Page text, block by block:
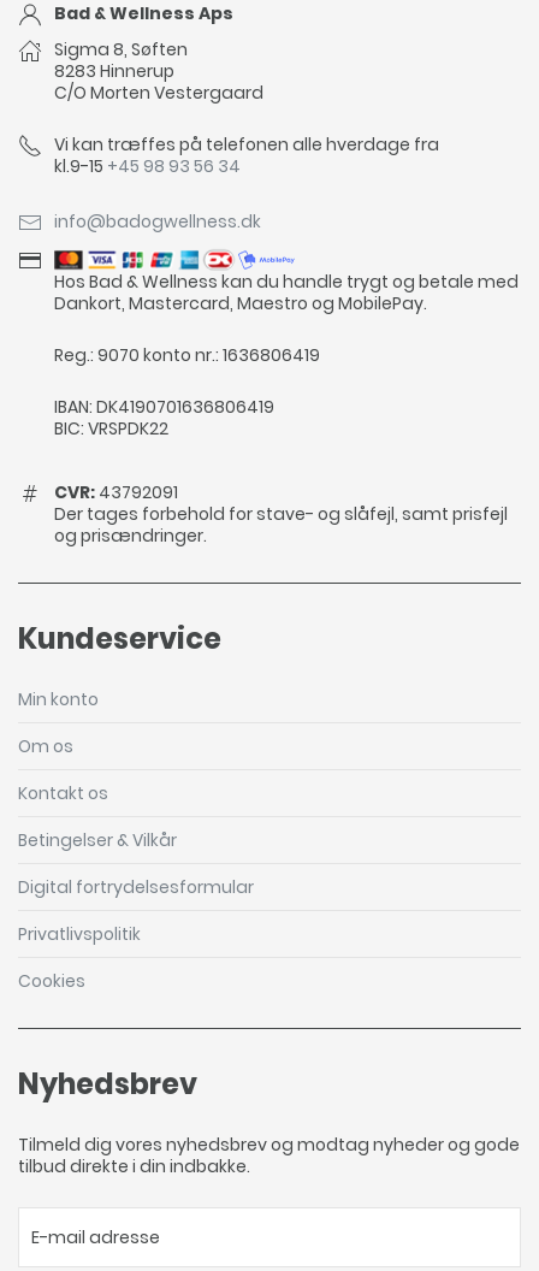
Bad & Wellness Aps
Sigma 8, Søften
8283 Hinnerup
C/O Morten Vestergaard
Vi kan træffes på telefonen alle hverdage fra
kl.9-15 +45 98 93 56 34
info@badogwellness.dk
Hos Bad & Wellness kan du handle trygt og betale med
Dankort, Mastercard, Maestro og MobilePay.
Reg.: 9070 konto nr.: 1636806419
IBAN: DK4190701636806419
BIC: VRSPDK22
CVR: 43792091
Der tages forbehold for stave- og slåfejl, samt prisfejl
og prisændringer.
Kundeservice
Min konto
Om os
Kontakt os
Betingelser & Vilkår
Digital fortrydelsesformular
Privatlivspolitik
Cookies
Nyhedsbrev
Tilmeld dig vores nyhedsbrev og modtag nyheder og gode
tilbud direkte i din indbakke.